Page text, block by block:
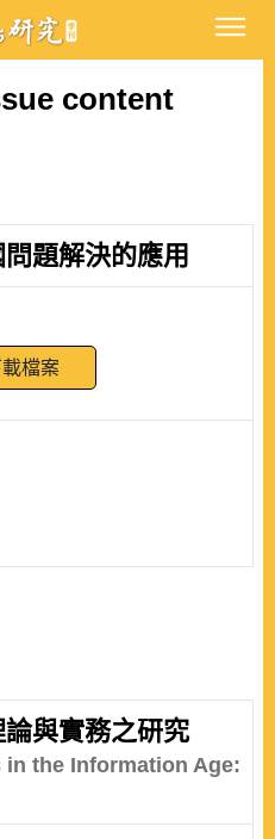
content
題解決的應用
檔案
與實務之研究
the Information Age: